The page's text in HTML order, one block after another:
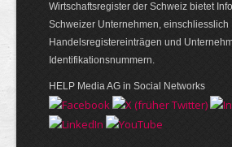
Wirtschaftsregister der Schweiz bietet
Schweizer Unternehmen, einschliesslich
Handelsregistereinträgen und
Identifikationsnummern.
HELP Media AG in Social Networks